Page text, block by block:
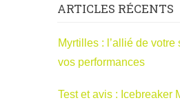
ARTICLES RÉCENTS
Myrtilles : l’allié de votre
vos performances
Test et avis : Icebreaker